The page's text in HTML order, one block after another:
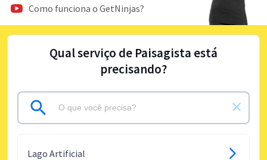
Como funciona o GetNinjas?
Qual serviço de Paisagista está
precisando?
Lago Artificial